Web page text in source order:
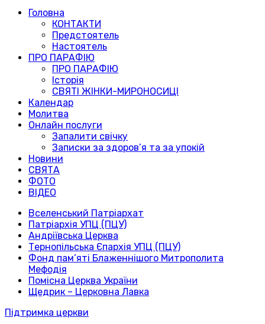
Головна
КОНТАКТИ
Предстоятель
Настоятель
ПРО ПАРАФІЮ
ПРО ПАРАФІЮ
Історія
СВЯТІ ЖІНКИ-МИРОНОСИЦІ
Календар
Молитва
Онлайн послуги
Запалити свічку
Записки за здоров’я та за упокій
Новини
СВЯТА
ФОТО
ВІДЕО
Вселенський Патріархат
Патріархія УПЦ (ПЦУ)
Андріївська Церква
Тернопільська Єпархія УПЦ (ПЦУ)
Фонд пам’яті Блаженнішого Митрополита
Мефодія
Помісна Церква України
Щедрик – Церковна Лавка
Підтримка церкви